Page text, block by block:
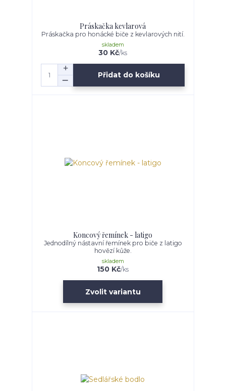
Práskačka kevlarová
Práskačka pro honácké biče z kevlarových nití.
30 Kč/ks
skladem
Přidat do košíku
Koncový řemínek - latigo
Jednodílný nástavní řemínek pro biče z latigo
hovězí kůže.
150 Kč/ks
skladem
Zvolit variantu